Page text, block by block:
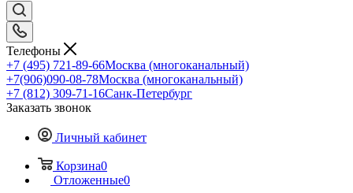
Телефоны
+7 (495) 721-89-66Москва (многоканальный)
+7(906)090-08-78Москва (многоканальный)
+7 (812) 309-71-16Санк-Петербург
Заказать звонок
Личный кабинет
Корзина0
Отложенные0